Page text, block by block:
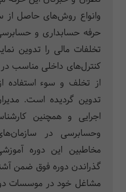
وانواع روش‌های حاصل از
حرفه حسابداری و
تخلفات مالی را تدوین
کنترل‌های داخلی مناسب
از تخلف و سوء استفاده
تدوین گردیده است.
اجرایی و همچنین
وحسابرسی در
مخاطبین این دوره
گذراندن دوره فوق ضمن
مشاغل خود در موسسات